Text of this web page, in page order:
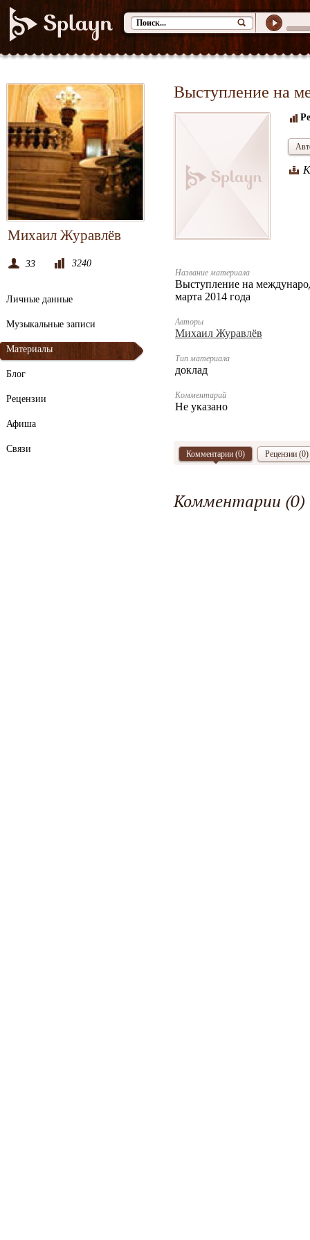
Михаил Журавлёв
33 3240
Личные данные
Музыкальные записи
Материалы
Блог
Рецензии
Афиша
Связи
Выступление на
Название материала
Выступление на
марта 2014 года
Авторы
Михаил Журавлёв
Тип материала
доклад
Комментарий
Не указано
Комментарии (0) Рецензии (0)
Комментарии (0)